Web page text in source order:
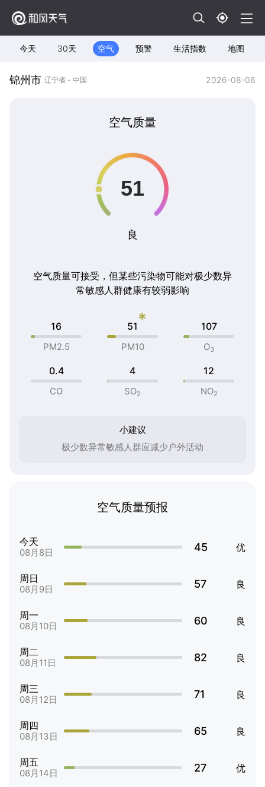
今天 30天 空气 预警 生活指数 地图
锦州市 辽宁省 - 中国 2026-08-08
空气质量
良
空气质量可接受，但某些污染物可能对极少数异
常敏感人群健康有较弱影响
16
PM2.5
51 *
PM10
107
O3
0.4
CO
4
SO2
12
NO2
小建议
极少数异常敏感人群应减少户外活动
空气质量预报
今天
08月8日 45 优
周日
08月9日 57 良
周一
08月10日 60 良
周二
08月11日 82 良
周三
08月12日 71 良
周四
08月13日 65 良
周五
08月14日 27 优